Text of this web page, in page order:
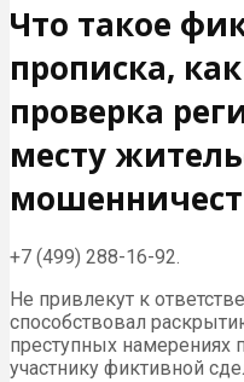
Что такое
прописка,
проверка
месту
+7 (499) 288-16-92.
Не привлекут к
способствовал
преступных
участнику фиктивной